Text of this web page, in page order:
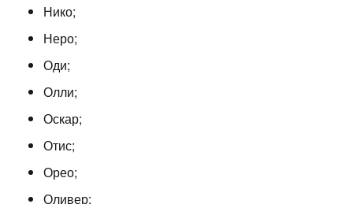
Нико;
Неро;
Оди;
Олли;
Оскар;
Отис;
Орео;
Оливер;